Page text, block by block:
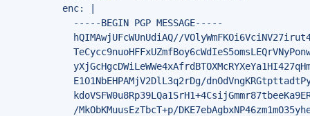
          enc: |
            -----BEGIN PGP MESSAGE-----
hQIMAwjUFcWUnUdiAQ//
E1O1NbEHPAMjV2DlL3q2rDg/
/MkObKMuusEzTbcT+p/